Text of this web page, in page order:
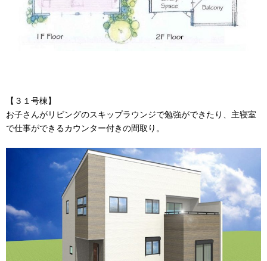
【３１号棟】
お子さんがリビングのスキップラウンジで勉強ができたり、主寝室
で仕事ができるカウンター付きの間取り。